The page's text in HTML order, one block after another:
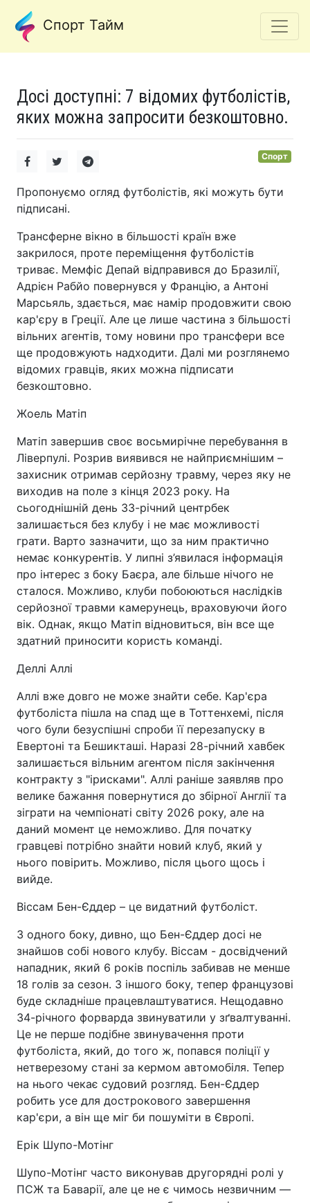
Спорт Тайм
Досі доступні: 7 відомих футболістів,
яких можна запросити безкоштовно.
Спорт
Пропонуємо огляд футболістів, які можуть бути
підписані.
Трансферне вікно в більшості країн вже
закрилося, проте переміщення футболістів
триває. Мемфіс Депай відправився до Бразилії,
Адрієн Рабйо повернувся у Францію, а Антоні
Марсьяль, здається, має намір продовжити свою
кар'єру в Греції. Але це лише частина з більшості
вільних агентів, тому новини про трансфери все
ще продовжують надходити. Далі ми розглянемо
відомих гравців, яких можна підписати
безкоштовно.
Жоель Матіп
Матіп завершив своє восьмирічне перебування в
Ліверпулі. Розрив виявився не найприємнішим –
захисник отримав серйозну травму, через яку не
виходив на поле з кінця 2023 року. На
сьогоднішній день 33-річний центрбек
залишається без клубу і не має можливості
грати. Варто зазначити, що за ним практично
немає конкурентів. У липні з’явилася інформація
про інтерес з боку Баєра, але більше нічого не
сталося. Можливо, клуби побоюються наслідків
серйозної травми камерунець, враховуючи його
вік. Однак, якщо Матіп відновиться, він все ще
здатний приносити користь команді.
Деллі Аллі
Аллі вже довго не може знайти себе. Кар'єра
футболіста пішла на спад ще в Тоттенхемі, після
чого були безуспішні спроби її перезапуску в
Евертоні та Бешикташі. Наразі 28-річний хавбек
залишається вільним агентом після закінчення
контракту з "ірисками". Аллі раніше заявляв про
велике бажання повернутися до збірної Англії та
зіграти на чемпіонаті світу 2026 року, але на
даний момент це неможливо. Для початку
гравцеві потрібно знайти новий клуб, який у
нього повірить. Можливо, після цього щось і
вийде.
Віссам Бен-Єддер – це видатний футболіст.
З одного боку, дивно, що Бен-Єддер досі не
знайшов собі нового клубу. Віссам - досвідчений
нападник, який 6 років поспіль забивав не менше
18 голів за сезон. З іншого боку, тепер французові
буде складніше працевлаштуватися. Нещодавно
34-річного форварда звинуватили у зґвалтуванні.
Це не перше подібне звинувачення проти
футболіста, який, до того ж, попався поліції у
нетверезому стані за кермом автомобіля. Тепер
на нього чекає судовий розгляд. Бен-Єддер
робить усе для дострокового завершення
кар'єри, а він ще міг би пошуміти в Європі.
Ерік Шупо-Мотінг
Шупо-Мотінг часто виконував другорядні ролі у
ПСЖ та Баварії, але це не є чимось незвичним —